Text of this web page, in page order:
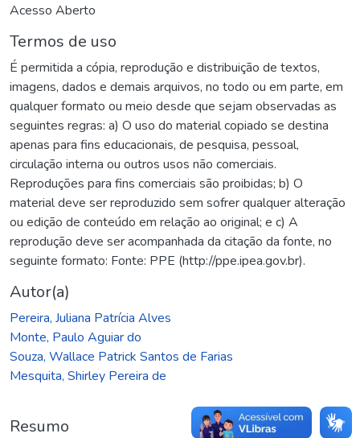
Acesso Aberto
Termos de uso
É permitida a cópia, reprodução e distribuição de textos,
imagens, dados e demais arquivos, no todo ou em parte, em
qualquer formato ou meio desde que sejam observadas as
seguintes regras: a) O uso do material copiado se destina
apenas para fins educacionais, de pesquisa, pessoal,
circulação interna ou outros usos não comerciais.
Reproduções para fins comerciais são proibidas; b) O
material deve ser reproduzido sem sofrer qualquer alteração
ou edição de conteúdo em relação ao original; e c) A
reprodução deve ser acompanhada da citação da fonte, no
seguinte formato: Fonte: PPE (http://ppe.ipea.gov.br).
Autor(a)
Pereira, Juliana Patrícia Alves
Monte, Paulo Aguiar do
Souza, Wallace Patrick Santos de Farias
Mesquita, Shirley Pereira de
Resumo